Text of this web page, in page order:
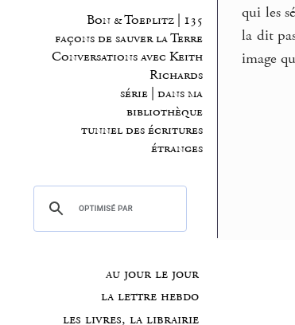
Bon & Toeplitz | 135
façons de sauver la Terre
Conversations avec Keith
Richards
série | dans ma
bibliothèque
tunnel des écritures
étranges
au jour le jour
la lettre hebdo
les livres, la librairie
qui les
la dit
image